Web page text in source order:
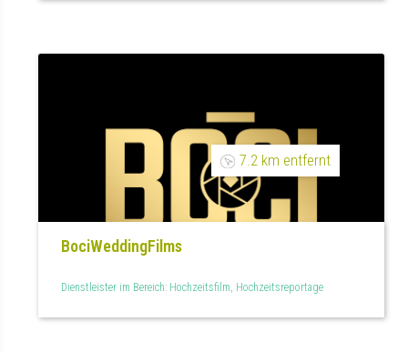
7.2 km entfernt
BociWeddingFilms
Dienstleister im Bereich: Hochzeitsfilm, Hochzeitsreportage